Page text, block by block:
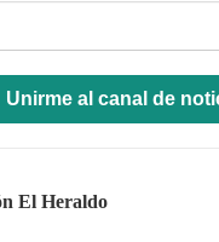
Unirme al canal de
El Heraldo